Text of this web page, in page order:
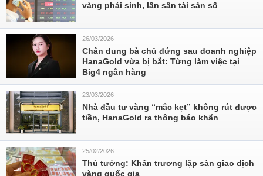
vàng phái sinh, lấn sân tài sản số
26/03/2026
Chân dung bà chủ đứng sau doanh nghiệp
HanaGold vừa bị bắt: Từng làm việc tại
Big4 ngân hàng
23/03/2026
Nhà đầu tư vàng “mắc kẹt” không rút được
tiền, HanaGold ra thông báo khẩn
25/02/2026
Thủ tướng: Khẩn trương lập sàn giao dịch
vàng quốc gia